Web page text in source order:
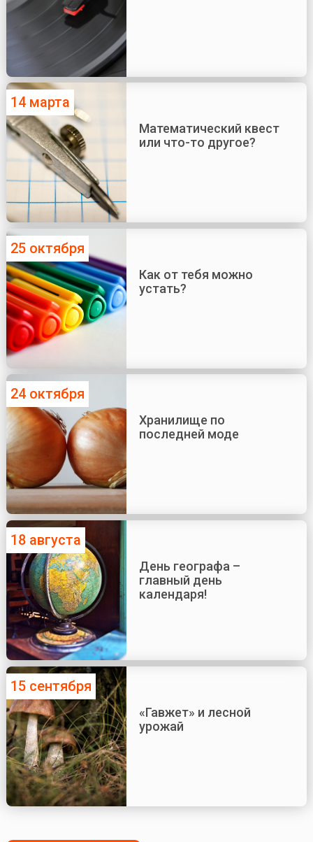
14 марта
Математический квест
или что-то другое?
25 октября
Как от тебя можно
устать?
24 октября
Хранилище по
последней моде
18 августа
День географа –
главный день
календаря!
15 сентября
«Гавжет» и лесной
урожай